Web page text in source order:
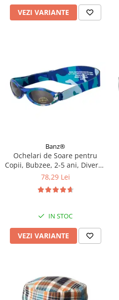
VEZI VARIANTE
Banz®
Ochelari de Soare pentru
Copii, Bubzee, 2-5 ani, Diverse
culori
78,29 Lei
IN STOC
VEZI VARIANTE